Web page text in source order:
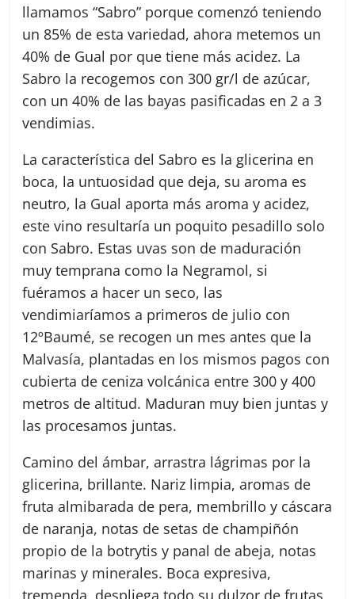
llamamos “Sabro” porque comenzó teniendo
un 85% de esta variedad, ahora metemos un
40% de Gual por que tiene más acidez. La
Sabro la recogemos con 300 gr/l de azúcar,
con un 40% de las bayas pasificadas en 2 a 3
vendimias.
La característica del Sabro es la glicerina en
boca, la untuosidad que deja, su aroma es
neutro, la Gual aporta más aroma y acidez,
este vino resultaría un poquito pesadillo solo
con Sabro. Estas uvas son de maduración
muy temprana como la Negramol, si
fuéramos a hacer un seco, las
vendimiaríamos a primeros de julio con
12ºBaumé, se recogen un mes antes que la
Malvasía, plantadas en los mismos pagos con
cubierta de ceniza volcánica entre 300 y 400
metros de altitud. Maduran muy bien juntas y
las procesamos juntas.
Camino del ámbar, arrastra lágrimas por la
glicerina, brillante. Nariz limpia, aromas de
fruta almibarada de pera, membrillo y cáscara
de naranja, notas de setas de champiñón
propio de la botrytis y panal de abeja, notas
marinas y minerales. Boca expresiva,
tremenda, despliega todo su dulzor de frutas,